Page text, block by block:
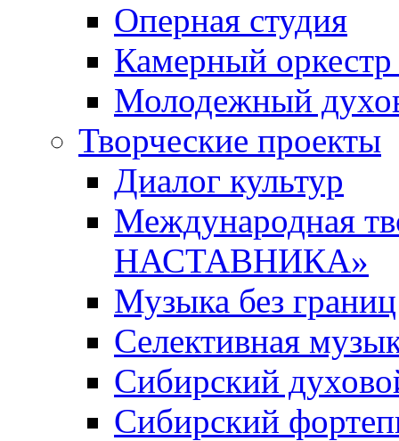
Оперная студия
Камерный оркестр
Молодежный
Творческие проекты
Диалог культур
Международная
НАСТАВНИКА»
Музыка без границ
Селективная
Сибирский
Сибирский